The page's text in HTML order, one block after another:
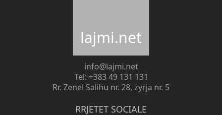
lajmi.net
info@lajmi.net
Tel: +383 49 131 131
Rr. Zenel Salihu nr. 28, zyrja nr. 5
RRJETET SOCIALE